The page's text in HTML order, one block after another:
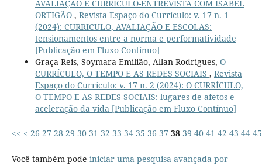
AVALIAÇÃO E CURRÍCULO-ENTREVISTA COM ISABEL
ORTIGÃO , Revista Espaço do Currículo: v. 17 n. 1
(2024): CURRICULO, AVALIAÇÃO E ESCOLAS:
tensionamentos entre a norma e performatividade
[Publicação em Fluxo Contínuo]
Graça Reis, Soymara Emilião, Allan Rodrigues, O
CURRÍCULO, O TEMPO E AS REDES SOCIAIS , Revista
Espaço do Currículo: v. 17 n. 2 (2024): O CURRÍCULO,
O TEMPO E AS REDES SOCIAIS: lugares de afetos e
aceleração da vida [Publicação em Fluxo Contínuo]
<< < 26 27 28 29 30 31 32 33 34 35 36 37 38 39 40 41 42 43 44 45
Você também pode iniciar uma pesquisa avançada por